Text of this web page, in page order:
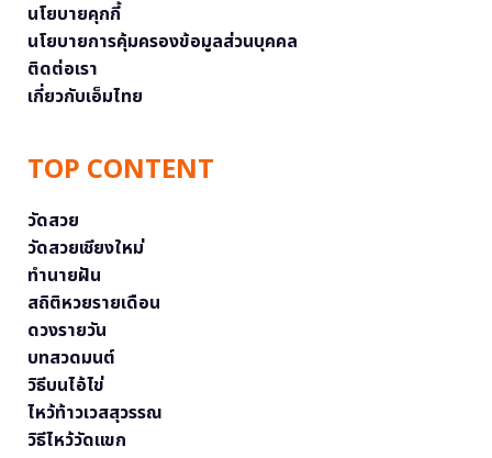
นโยบายคุกกี้
นโยบายการคุ้มครองข้อมูลส่วนบุคคล
ติดต่อเรา
เกี่ยวกับเอ็มไทย
TOP CONTENT
วัดสวย
วัดสวยเชียงใหม่
ทำนายฝัน
สถิติหวยรายเดือน
ดวงรายวัน
บทสวดมนต์
วิธีบนไอ้ไข่
ไหว้ท้าวเวสสุวรรณ
วิธีไหว้วัดแขก